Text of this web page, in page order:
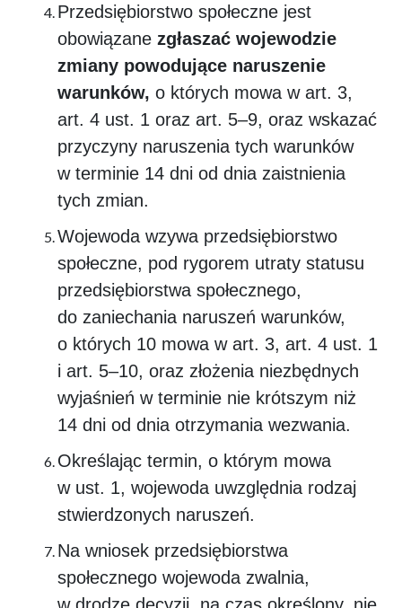
Przedsiębiorstwo społeczne jest
obowiązane zgłaszać wojewodzie
zmiany powodujące naruszenie
warunków, o których mowa w art. 3,
art. 4 ust. 1 oraz art. 5–9, oraz wskazać
przyczyny naruszenia tych warunków
w terminie 14 dni od dnia zaistnienia
tych zmian.
Wojewoda wzywa przedsiębiorstwo
społeczne, pod rygorem utraty statusu
przedsiębiorstwa społecznego,
do zaniechania naruszeń warunków,
o których 10 mowa w art. 3, art. 4 ust. 1
i art. 5–10, oraz złożenia niezbędnych
wyjaśnień w terminie nie krótszym niż
14 dni od dnia otrzymania wezwania.
Określając termin, o którym mowa
w ust. 1, wojewoda uwzględnia rodzaj
stwierdzonych naruszeń.
Na wniosek przedsiębiorstwa
społecznego wojewoda zwalnia,